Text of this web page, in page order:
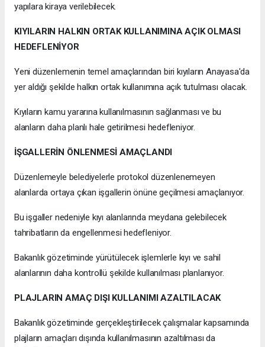
yapılara kiraya verilebilecek.
KIYILARIN HALKIN ORTAK KULLANIMINA AÇIK OLMASI
HEDEFLENİYOR
Yeni düzenlemenin temel amaçlarından biri kıyıların Anayasa'da
yer aldığı şekilde halkın ortak kullanımına açık tutulması olacak.
Kıyıların kamu yararına kullanılmasının sağlanması ve bu
alanların daha planlı hale getirilmesi hedefleniyor.
İŞGALLERİN ÖNLENMESİ AMAÇLANDI
Düzenlemeyle belediyelerle protokol düzenlenemeyen
alanlarda ortaya çıkan işgallerin önüne geçilmesi amaçlanıyor.
Bu işgaller nedeniyle kıyı alanlarında meydana gelebilecek
tahribatların da engellenmesi hedefleniyor.
Bakanlık gözetiminde yürütülecek işlemlerle kıyı ve sahil
alanlarının daha kontrollü şekilde kullanılması planlanıyor.
PLAJLARIN AMAÇ DIŞI KULLANIMI AZALTILACAK
Bakanlık gözetiminde gerçekleştirilecek çalışmalar kapsamında
plajların amaçları dışında kullanılmasının azaltılması da